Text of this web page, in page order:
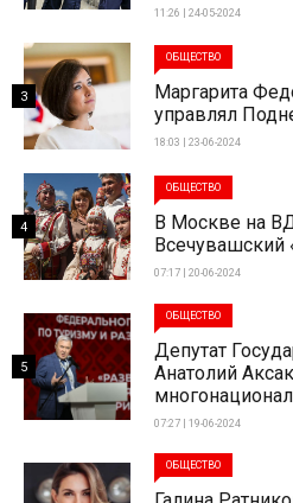
11:26 | 24-05-2024
ОБЩЕСТВО
Маргарита
управлял
18:03 | 23-06-2024
3
ОБЩЕСТВО
В Москве на
Всечувашский
07:17 | 20-06-2024
4
ОБЩЕСТВО
Депутат
Анатолий
07:27 | 19-06-2024
5
ОБЩЕСТВО